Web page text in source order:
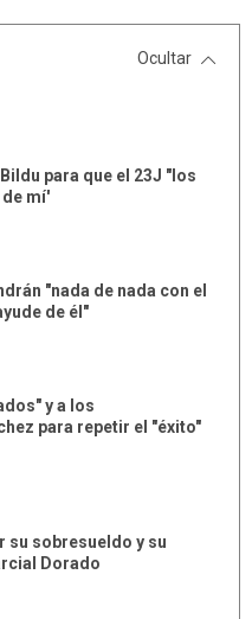
Ocultar
para que el 23J "los
mí'
"nada de nada con el
de él"
y a los
para repetir el "éxito"
su sobresueldo y su
Dorado